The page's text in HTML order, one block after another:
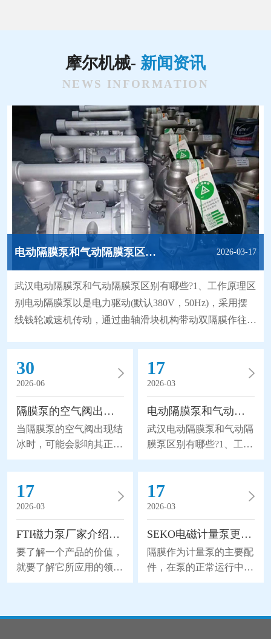
摩尔机械- 新闻资讯
NEWS INFORMATION
电动隔膜泵和气动隔膜泵区别有哪些? 2026-03-17
武汉电动隔膜泵和气动隔膜泵区别有哪些?1、工作原理区
别电动隔膜泵以是电力驱动(默认380V，50Hz)，采用摆
线钱轮减速机传动，通过曲轴滑块机构带动双隔膜作往复
展，大大地延长隔膜的使用寿命，因此被越来越广泛地替
代部分离心泵、螺杆泵来应用于石化、陶瓷、冶金等行
业。气动隔膜泵是以压缩空气为动力(压缩空气
30
2026-06
隔膜泵的空气阀出现结冰怎么办？
当隔膜泵的空气阀出现结
冰时，可能会影响其正常
运行，给我们带来不可挽
回的损失。所以隔膜泵的
空气阀出现结冰怎么办
呢？1、加热阀体：如果
空气阀结冰，可以尝试使
用加热器或加热带等加热
装置加热阀体。将适量的
热量传导到阀体上，可以
使结冰的冰块融化，并恢
17
2026-03
电动隔膜泵和气动隔膜泵区别有哪些?
武汉电动隔膜泵和气动隔
膜泵区别有哪些?1、工作
原理区别电动隔膜泵以是
电力驱动(默认380V，
50Hz)，采用摆线钱轮减
速机传动，通过曲轴滑块
机构带动双隔膜作往复无
能无力，使工作腔容积发
生交替变化从而达到将液
体不断地吸入和排出。同
时，由于隔膜材质取得了
17
2026-03
FTI磁力泵厂家介绍磁力泵的应用领域
要了解一个产品的价值，
就要了解它所应用的领
域。下面FTI磁力泵厂家
17
2026-03
SEKO电磁计量泵更换隔膜的流程分析
隔膜作为计量泵的主要配
件，在泵的正常运行中起
到了关键性的作用，也因